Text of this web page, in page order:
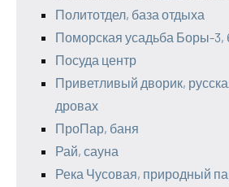
Политотдел, база отдыха
Поморская усадьба Боры-3,
Посуда центр
Приветливый дворик,
дровах
ПроПар, баня
Рай, сауна
Река Чусовая, природный